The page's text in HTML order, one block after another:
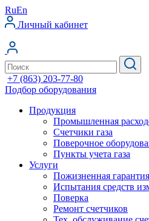
RuEn
Личный кабинет
+7 (863) 203-77-80
Подбор оборудования
Продукция
Промышленная
Счетчики газа
Поверочное
Пункты учета газа
Услуги
Пожизненная гарантия
Испытания средств
Поверка
Ремонт счетчиков